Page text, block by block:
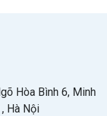
Hòa Bình 6, Minh
Hà Nội